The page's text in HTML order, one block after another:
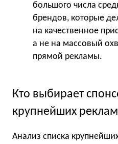
большого числа
брендов, которые
на качественное
а не на массовый
прямой рекламы.
Кто выбирает
крупнейших
Анализ списка